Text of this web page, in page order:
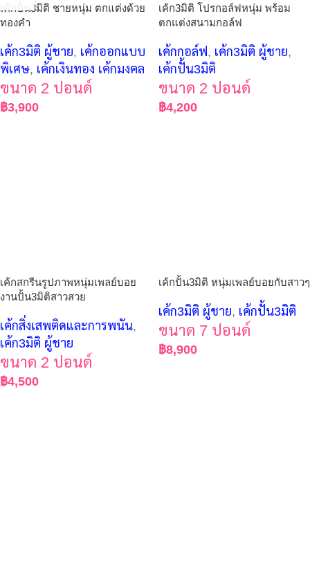
เค้กปั้น3มิติ ชายหนุ่ม ตกแต่งด้วย
ทองคำ
เค้ก3มิติ ผู้ชาย, เค้กออกแบบ
พิเศษ, เค้กเงินทอง เค้กมงคล
ขนาด 2 ปอนด์
฿3,900
เค้ก3มิติ โปรกอล์ฟหนุ่ม พร้อม
ตกแต่งสนามกอล์ฟ
เค้กกอล์ฟ, เค้ก3มิติ ผู้ชาย,
เค้กปั้น3มิติ
ขนาด 2 ปอนด์
฿4,200
เค้กสกรีนรูปภาพหนุ่มเพลย์บอย
งานปั้น3มิติสาวสวย
เค้กสิ่งเสพติดและการพนัน,
เค้ก3มิติ ผู้ชาย
ขนาด 2 ปอนด์
฿4,500
เค้กปั้น3มิติ หนุ่มเพลย์บอยกับสาวๆ
เค้ก3มิติ ผู้ชาย, เค้กปั้น3มิติ
ขนาด 7 ปอนด์
฿8,900